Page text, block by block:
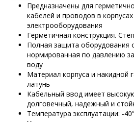
Предназначены для
кабелей и проводов в
электрооборудования
Герметичная конструкция.
Полная защита оборудования
нормированная по давлению
воду
Материал корпуса и накидной
латунь
Кабельный ввод имеет
долговечный, надежный и
Температура эксплуатации: -